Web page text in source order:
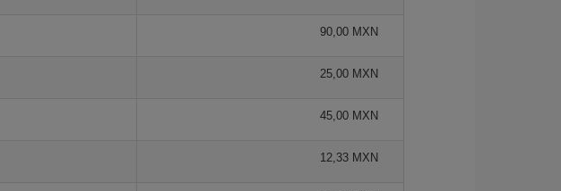
90,00 MXN
25,00 MXN
45,00 MXN
12,33 MXN